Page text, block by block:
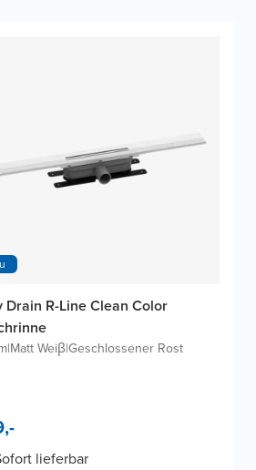
Drain R-Line Clean Color
|Matt Weiβ|Geschlossener Rost
lieferbar